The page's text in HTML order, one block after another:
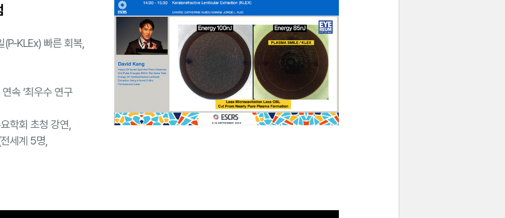
KLEx) 빠른 회복,
속 ‘최우수 연구
학회 초청 강연,
세계 5명,